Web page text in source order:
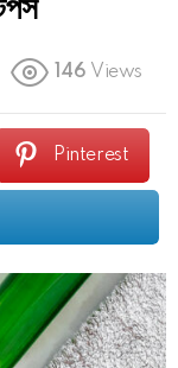
146 Views
Pinterest